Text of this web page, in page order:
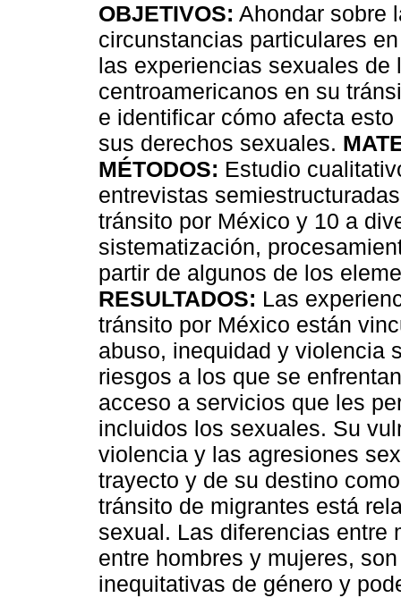
OBJETIVOS: Ahondar sobre
circunstancias particulares
las experiencias sexuales de
centroamericanos en su
e identificar cómo afecta
sus derechos sexuales.
MÉTODOS: Estudio
entrevistas
tránsito por México y 10 a
sistematización,
partir de algunos de los
RESULTADOS: Las
tránsito por México están
abuso, inequidad y violencia
riesgos a los que se
acceso a servicios que les
incluidos los sexuales. Su
violencia y las agresiones
trayecto y de su destino
tránsito de migrantes está
sexual. Las diferencias entre
entre hombres y mujeres,
inequitativas de género y